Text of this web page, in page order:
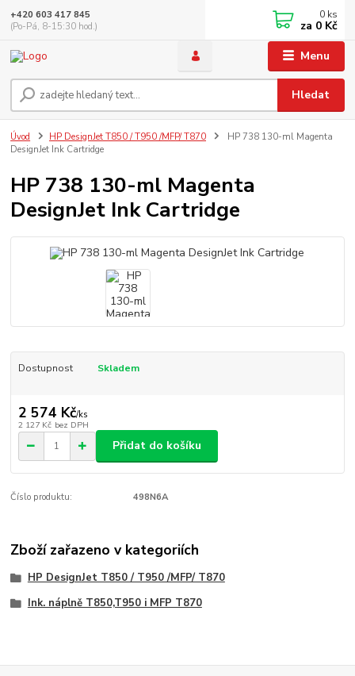
Menu
Hledat
+420 603 417 845
(Po-Pá, 8-15:30 hod.)
0 ks
za 0 Kč
Úvod HP DesignJet T850 / T950 /MFP/ T870
HP 738 130-ml Magenta
DesignJet Ink Cartridge
HP 738 130-ml Magenta
DesignJet Ink Cartridge
Dostupnost Skladem
2 574 Kč/ks
2 127 Kč bez DPH
Přidat do košíku
Číslo produktu: 498N6A
Zboží zařazeno v kategoriích
HP DesignJet T850 / T950 /MFP/ T870
Ink. náplně T850,T950 i MFP T870